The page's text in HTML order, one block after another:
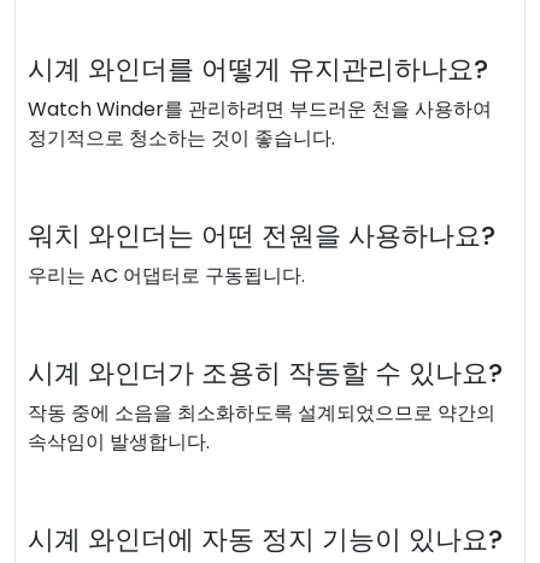
시계 와인더를 어떻게 유지관리하나요?
Watch Winder를 관리하려면 부드러운 천을 사용하여
정기적으로 청소하는 것이 좋습니다.
워치 와인더는 어떤 전원을 사용하나요?
우리는 AC 어댑터로 구동됩니다.
시계 와인더가 조용히 작동할 수 있나요?
작동 중에 소음을 최소화하도록 설계되었으므로 약간의
속삭임이 발생합니다.
시계 와인더에 자동 정지 기능이 있나요?